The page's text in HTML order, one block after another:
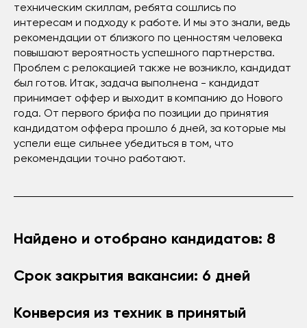
техническим скиллам, ребята сошлись по
интересам и подходу к работе. И мы это знали, ведь
рекомендации от близкого по ценностям человека
повышают вероятность успешного партнерства.
Проблем с релокацией также не возникло, кандидат
был готов. Итак, задача выполнена - кандидат
принимает оффер и выходит в компанию до Нового
года. От первого брифа по позиции до принятия
кандидатом оффера прошло 6 дней, за которые мы
успели еще сильнее убедиться в том, что
рекомендации точно работают.
Найдено и отобрано кандидатов: 8
Срок закрытия вакансии: 6 дней
Конверсия из техник в принятый